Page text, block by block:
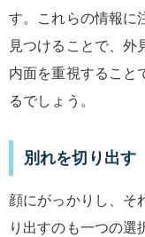
す。これらの情報に
見つけることで、外
内面を重視すること
るでしょう。
別れを切り出す
顔にがっかりし、そ
り出すのも一つの選